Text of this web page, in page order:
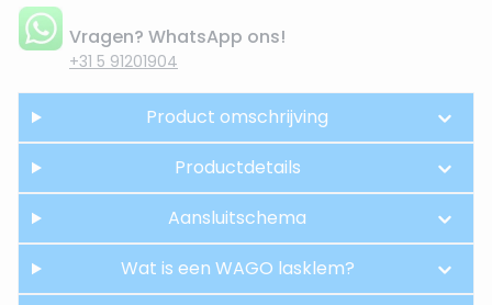
Vragen? WhatsApp ons!
+31 5 91201904
Product omschrijving
Productdetails
Aansluitschema
Wat is een WAGO lasklem?